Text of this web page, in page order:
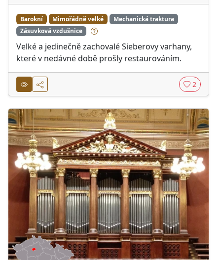
Barokní Mimořádně velké
Mechanická traktura
Zásuvková vzdušnice
Velké a jedinečně zachovalé Sieberovy varhany,
které v nedávné době prošly restaurováním.
2